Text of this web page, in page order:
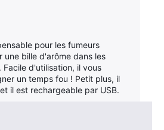
pour les fumeurs
une bille d'arôme dans les
d'utilisation, il vous
un temps fou ! Petit plus, il
il est rechargeable par USB.